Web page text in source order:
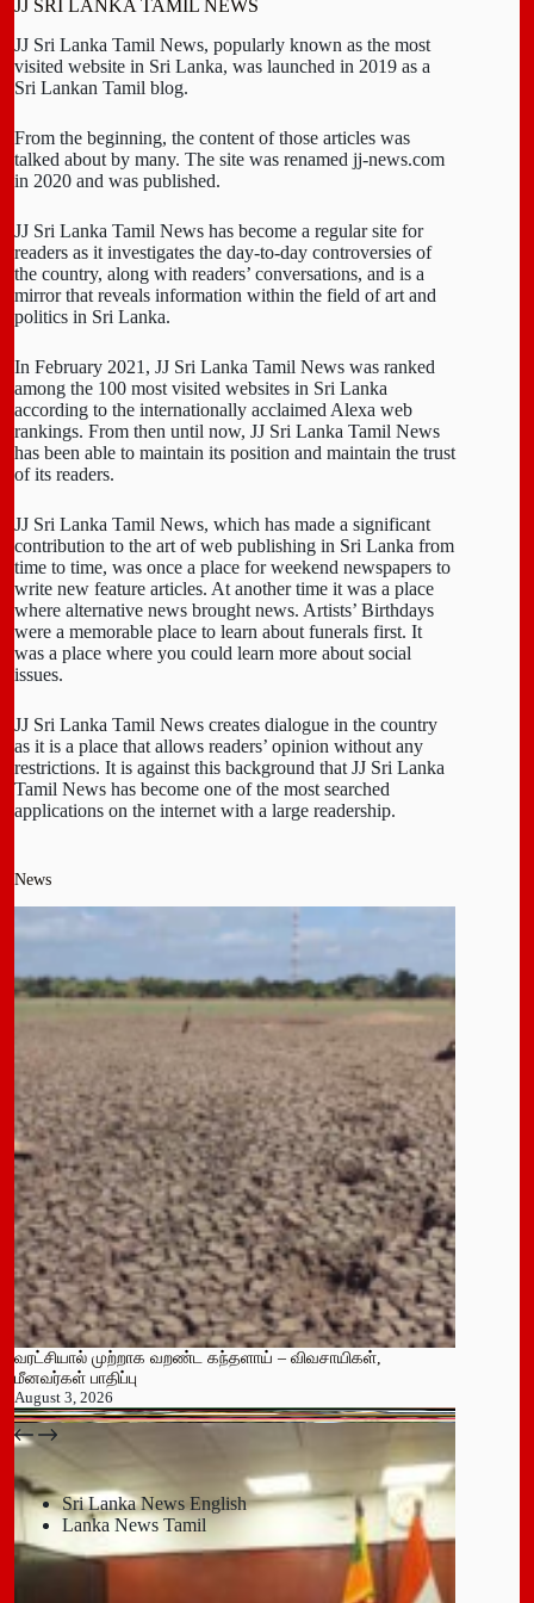
JJ SRI LANKA TAMIL NEWS
JJ Sri Lanka Tamil News, popularly known as the most
visited website in Sri Lanka, was launched in 2019 as a
Sri Lankan Tamil blog.
From the beginning, the content of those articles was
talked about by many. The site was renamed jj-news.com
in 2020 and was published.
JJ Sri Lanka Tamil News has become a regular site for
readers as it investigates the day-to-day controversies of
the country, along with readers’ conversations, and is a
mirror that reveals information within the field of art and
politics in Sri Lanka.
In February 2021, JJ Sri Lanka Tamil News was ranked
among the 100 most visited websites in Sri Lanka
according to the internationally acclaimed Alexa web
rankings. From then until now, JJ Sri Lanka Tamil News
has been able to maintain its position and maintain the trust
of its readers.
JJ Sri Lanka Tamil News, which has made a significant
contribution to the art of web publishing in Sri Lanka from
time to time, was once a place for weekend newspapers to
write new feature articles. At another time it was a place
where alternative news brought news. Artists’ Birthdays
were a memorable place to learn about funerals first. It
was a place where you could learn more about social
issues.
JJ Sri Lanka Tamil News creates dialogue in the country
as it is a place that allows readers’ opinion without any
restrictions. It is against this background that JJ Sri Lanka
Tamil News has become one of the most searched
applications on the internet with a large readership.
News
வரட்சியால் முற்றாக வறண்ட கந்தளாய் – விவசாயிகள்,
மீனவர்கள் பாதிப்பு
August 3, 2026
பதுளை மாநகர சபையின் NPP உறுப்பினர் திடீர் ராஜினாமா!
July 14, 2026
Sri Lanka News English
Lanka News Tamil